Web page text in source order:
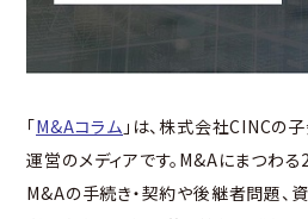
「M&Aコラム 」は、株式会社CINC
運営のメディアです。M&Aにまつわる
M&Aの手続き・契約や後継者問題、